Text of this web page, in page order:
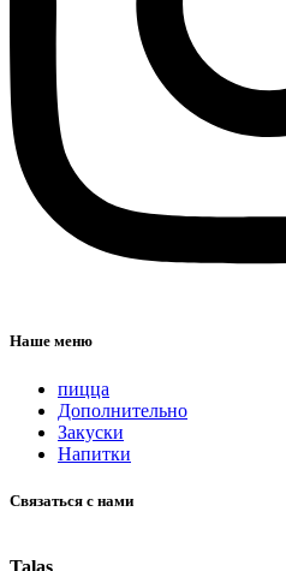
Наше меню
пицца
Дополнительно
Закуски
Напитки
Связаться с нами
Talas